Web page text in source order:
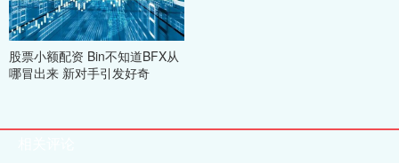
股票小额配资 Bin不知道BFX从
哪冒出来 新对手引发好奇